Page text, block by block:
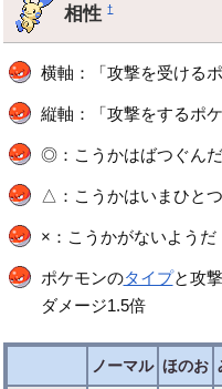
相性†
横軸：「攻撃を受ける
縦軸：「攻撃をするポ
◎：こうかはばつぐんだ
△：こうかはいまひとつ
×：こうかがないようだ
ポケモンのタイプと攻
ダメージ1.5倍
ノーマル ほのお